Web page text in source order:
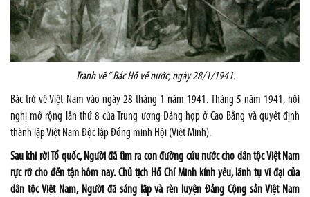
Tranh vẽ “ Bác Hồ về nước, ngày 28/1/1941.
Bác trở về Việt Nam vào ngày 28 tháng 1 năm 1941. Tháng 5 năm 1941, hội
nghị mở rộng lần thứ 8 của Trung ương Đảng họp ở Cao Bằng và quyết định
thành lập Việt Nam Độc lập Đồng minh Hội (Việt Minh).
Sau khi rời Tổ quốc, Người đã tìm ra con đường cứu nước cho dân tộc Việt Nam
rực rỡ cho đến tận hôm nay. Chủ tịch Hồ Chí Minh kính yêu, lãnh tụ vĩ đại của
dân tộc Việt Nam, Người đã sáng lập và rèn luyện Đảng Cộng sản Việt Nam